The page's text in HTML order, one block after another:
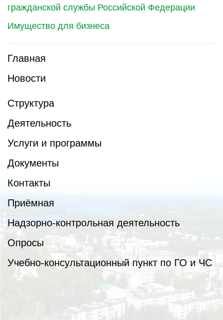
гражданской службы Российской Федерации
Имущество для бизнеса
Главная
Новости
Структура
Деятельность
Услуги и программы
Документы
Контакты
Приёмная
Надзорно-контрольная деятельность
Опросы
Учебно-консультационный пункт по ГО и ЧС